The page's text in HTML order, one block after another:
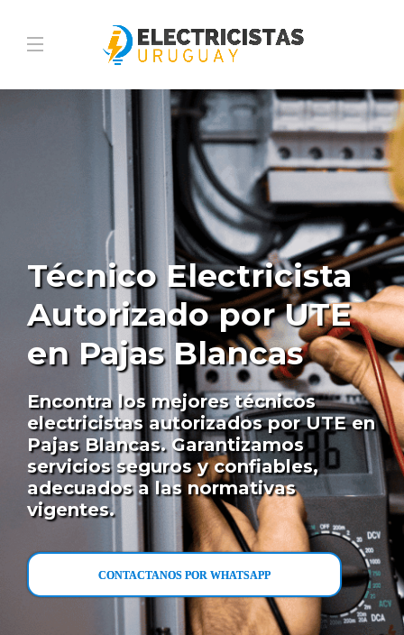
Técnico Electricista
Autorizado por UTE
en Pajas Blancas
Encontra los mejores técnicos
electricistas autorizados por UTE en
Pajas Blancas. Garantizamos
servicios seguros y confiables,
adecuados a las normativas
vigentes.
CONTACTANOS POR WHATSAPP